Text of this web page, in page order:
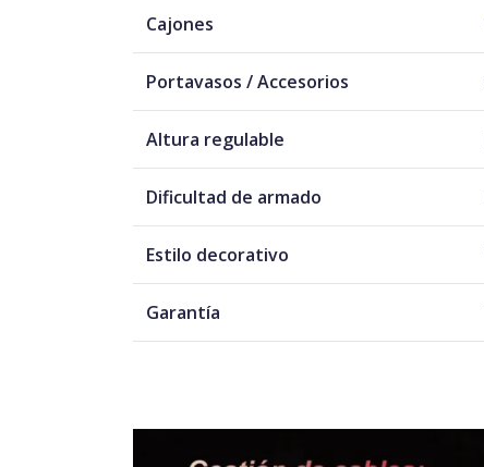
Cajones
Portavasos / Accesorios
Altura regulable
Dificultad de armado
Estilo decorativo
Garantía